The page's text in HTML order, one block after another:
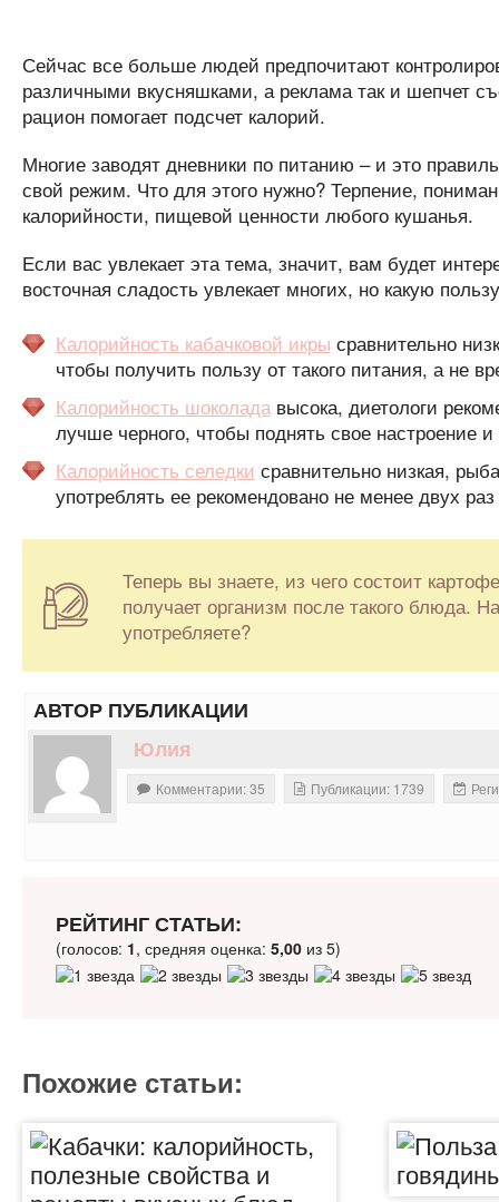
Сейчас все больше людей предпочитают
различными вкусняшками, а реклама так и шепчет
рацион помогает подсчет калорий.
Многие заводят дневники по питанию – и это
свой режим. Что для этого нужно? Терпение,
калорийности, пищевой ценности любого кушанья.
Если вас увлекает эта тема, значит, вам будет
восточная сладость увлекает многих, но какую
Калорийность кабачковой икры сравнительно
чтобы получить пользу от такого питания, а не
Калорийность шоколадавысока, диетологи
лучше черного, чтобы поднять свое настроение
Калорийность селедки сравнительно низкая,
употреблять ее рекомендовано не менее двух
Теперь вы знаете, из чего состоит
получает организм после такого блюда.
употребляете?
АВТОР ПУБЛИКАЦИИ
Юлия
Комментарии: 35 Публикации: 1739
РЕЙТИНГ СТАТЬИ:
(голосов: 1, средняя оценка: 5,00из 5)
Похожие статьи: